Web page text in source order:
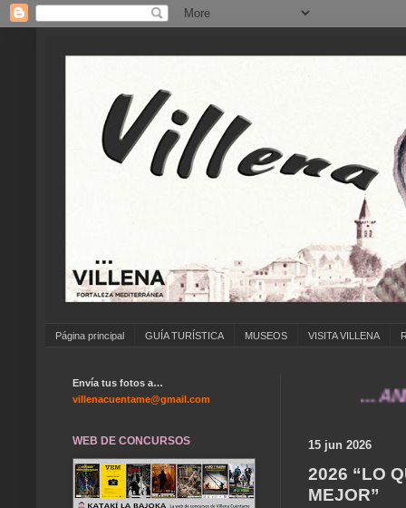
Página principal GUÍA TURÍSTICA MUSEOS VISITA VILLENA
... ANÍMATE
15 jun 2026
2026 “LO
MEJOR”
Envía tus fotos a…
villenacuentame@gmail.com
WEB DE CONCURSOS